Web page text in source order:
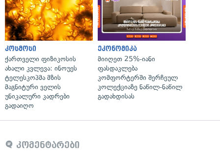
კოსმოსი
ქართველი ფიზიკოსის
ახალი კვლევა: ინოუეს
ტელესკოპმა მზის
მაგნიტური ველის
უნიკალური კადრები
გადაიღო
ეკონომიკა
მიიღეთ 25%-იანი
ფასდაკლება
კომფორტერში შერჩეულ
კოლექციაზე ნაწილ-ნაწილ
გადახდისას
კომენტარები